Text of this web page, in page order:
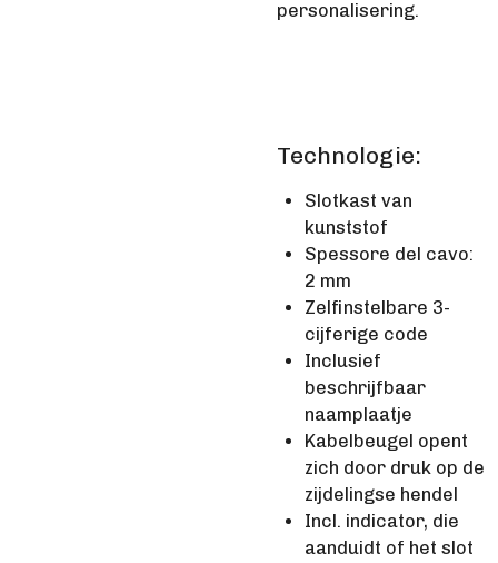
personalisering.
Technologie:
Slotkast van
kunststof
Spessore del cavo:
2 mm
Zelfinstelbare 3-
cijferige code
Inclusief
beschrijfbaar
naamplaatje
Kabelbeugel opent
zich door druk op de
zijdelingse hendel
Incl. indicator, die
aanduidt of het slot